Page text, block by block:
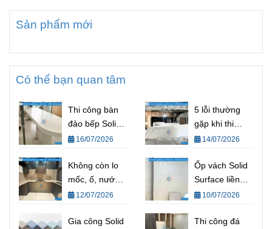
Sản phẩm mới
Có thể bạn quan tâm
Thi công bàn
đảo bếp Solid
Surface liền
đại cho mọi
không gian
16/07/2026
5 lỗi thường
gặp khi thi
công Solid
cách tránh) |
Kinh nghiệm
thi công Solid
kỹ thuật từ Nội
14/07/2026
Không còn lo
mốc, ố, nước
thấm vào đá –
Surface từ
12/07/2026
Ốp vách Solid
Surface liền
khối thay thế
truyền thống
10/07/2026
Gia công Solid
Thi công đá